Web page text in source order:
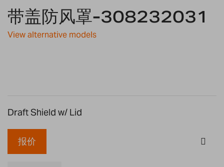
to
the
beginning
of
带盖防风罩-308232031
View alternative models
Draft Shield w/ Lid
报价